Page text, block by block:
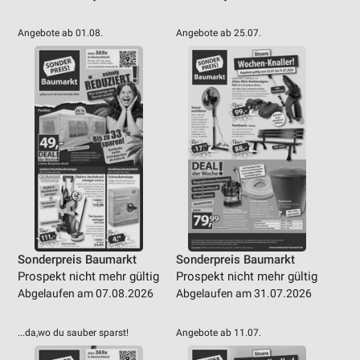
Angebote ab 01.08.
Sonderpreis Baumarkt
Prospekt nicht mehr gültig
Abgelaufen am 07.08.2026
Angebote ab 25.07.
Sonderpreis Baumarkt
Prospekt nicht mehr gültig
Abgelaufen am 31.07.2026
...da,wo du sauber sparst! Angebote ab 11.07.